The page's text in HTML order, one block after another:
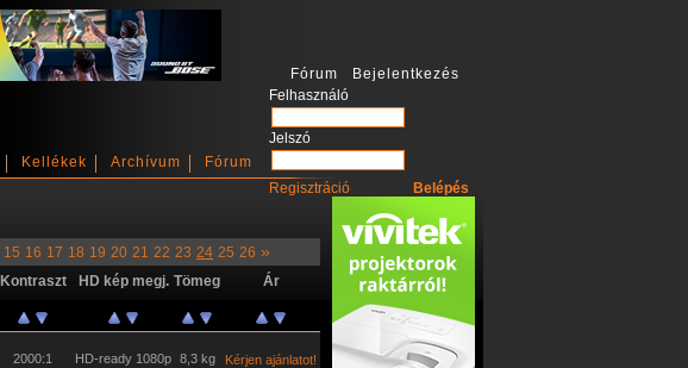
Fórum Bejelentkezés
Felhasználó
Jelszó
Regisztráció
Kellékek Archívum Fórum
15 16 17 18 19 20 21 22 23 24 25 26 »
Kontraszt HD kép megj. Tömeg Ár
2000:1 HD-ready 1080p 8,3 kg Kérjen ajánlatot!